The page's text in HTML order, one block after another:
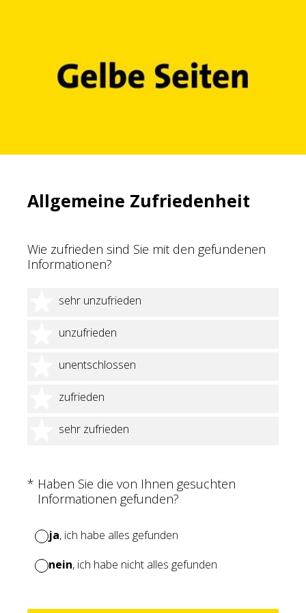
Allgemeine Zufriedenheit
Wie zufrieden sind Sie mit den gefundenen
Informationen?
sehr unzufrieden
1 Stern
unzufrieden
2 Sterne
unentschlossen
3 Sterne
zufrieden
4 Sterne
sehr zufrieden
5 Sterne
* Haben Sie die von Ihnen gesuchten
Informationen gefunden?
(Erforderlich.)
ja, ich habe alles gefunden
nein, ich habe nicht alles gefunden